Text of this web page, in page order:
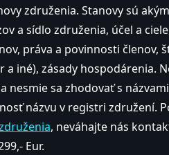
združenia. Stanovy sú
a sídlo združenia, účel a
práva a povinnosti
a iné), zásady hospodárenia.
nesmie sa zhodovať s
názvu v registri združení.
, neváhajte nás
Eur.